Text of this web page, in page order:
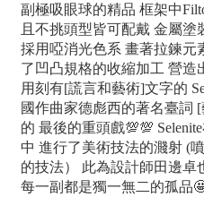
副極吸眼球的精品 框架中
且不挑頭型皆可配戴 金屬塗
採用啞消光色系 畫著拉鍊元
了凹凸規格的收縮加工 營造
用刻有[謊言和藝術]文字的
國作曲家德彪西的著名臺詞
的 最後的重頭戲💯💯
中 進行了美術技法的濺射 (
的技法） 此為設計師田邊卓
每一副都是獨一無二的孤品